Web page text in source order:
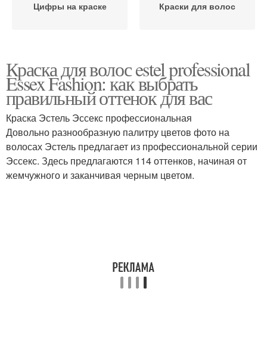
Цифры на краске Краски для волос
Краска для волос estel professional
Essex Fashion: как выбрать
правильный оттенок для вас
Краска Эстель Эссекс профессиональная
Довольно разнообразную палитру цветов фото на
волосах Эстель предлагает из профессиональной серии
Эссекс. Здесь предлагаются 114 оттенков, начиная от
жемчужного и заканчивая черным цветом.